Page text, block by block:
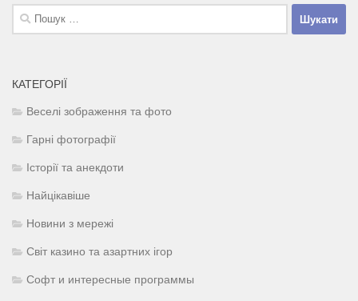
Пошук:
КАТЕГОРІЇ
Веселі зображення та фото
Гарні фотографії
Історії та анекдоти
Найцікавіше
Новини з мережі
Світ казино та азартних ігор
Софт и интересные программы